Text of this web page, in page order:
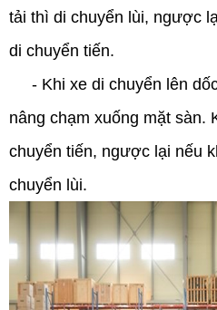
tải thì di chuyển lùi, ngược
di chuyển tiến.
- Khi xe di chuyển lên
nâng chạm xuống mặt sàn.
chuyển tiến, ngược lại nếu
chuyển lùi.